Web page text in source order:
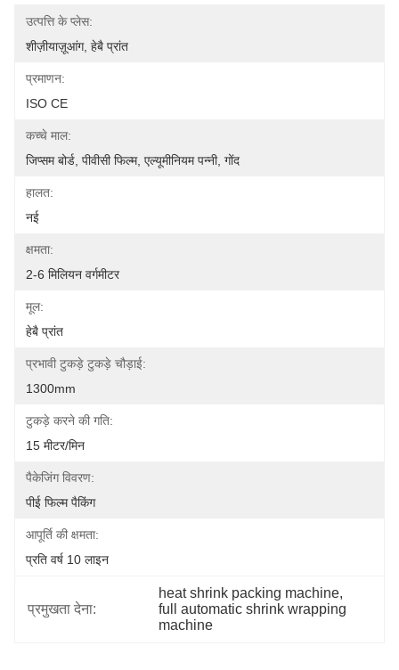
उत्पत्ति के प्लेस:
शीज़ीयाज़ूआंग, हेबै प्रांत
प्रमाणन:
ISO CE
कच्चे माल:
जिप्सम बोर्ड, पीवीसी फिल्म, एल्यूमीनियम पन्नी, गोंद
हालत:
नई
क्षमता:
2-6 मिलियन वर्गमीटर
मूल:
हेबै प्रांत
प्रभावी टुकड़े टुकड़े चौड़ाई:
1300mm
टुकड़े करने की गति:
15 मीटर/मिन
पैकेजिंग विवरण:
पीई फिल्म पैकिंग
आपूर्ति की क्षमता:
प्रति वर्ष 10 लाइन
प्रमुखता देना:
heat shrink packing machine,
full automatic shrink wrapping
machine